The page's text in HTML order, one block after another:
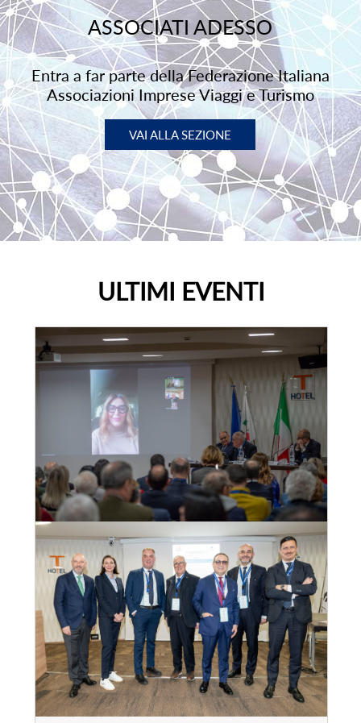
ASSOCIATI ADESSO
Entra a far parte della Federazione Italiana
Associazioni Imprese Viaggi e Turismo
VAI ALLA SEZIONE
ULTIMI EVENTI
Convegno Fiavet Confcommercio in
Calabria, “il turismo che non si ferma:
radici, identità e destagionalizzazione per
un nuovo modello di sviluppo”
28mar, 2025
VEDI EVENTO